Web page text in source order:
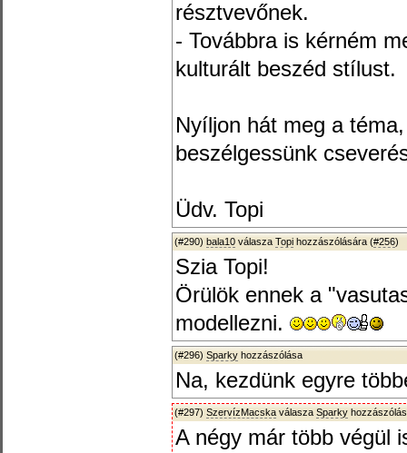
résztvevőnek.
- Továbbra is kérném
kulturált beszéd stílust.
Nyíljon hát meg a
beszélgessünk
Üdv. Topi
(#290) bala10 válasza Topi hozzászólására (#256)
Szia Topi!
Örülök ennek a
modellezni.
(#296) Sparky hozzászólása
Na, kezdünk egyre
(#297) SzervízMacska válasza Sparky
A négy már több végül